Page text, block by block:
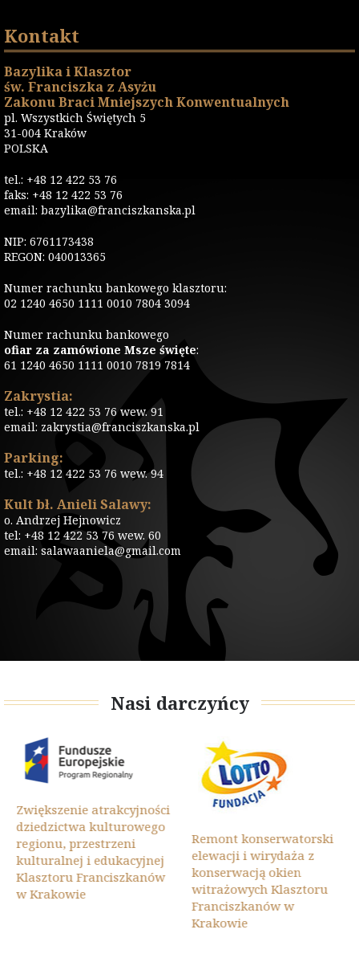
Kontakt
Bazylika i Klasztor
św. Franciszka z Asyżu
Zakonu Braci Mniejszych Konwentualnych
pl. Wszystkich Świętych 5
31-004 Kraków
POLSKA
tel.: +48 12 422 53 76
faks: +48 12 422 53 76
email: bazylika@franciszkanska.pl
NIP: 6761173438
REGON: 040013365
Numer rachunku bankowego klasztoru:
02 1240 4650 1111 0010 7804 3094
Numer rachunku bankowego
ofiar za zamówione Msze święte:
61 1240 4650 1111 0010 7819 7814
Zakrystia:
tel.: +48 12 422 53 76 wew. 91
email: zakrystia@franciszkanska.pl
Parking:
tel.: +48 12 422 53 76 wew. 94
Kult bł. Anieli Salawy:
o. Andrzej Hejnowicz
tel: +48 12 422 53 76 wew. 60
email: salawaaniela@gmail.com
Nasi darczyńcy
Zwiększenie atrakcyjności
dziedzictwa kulturowego
regionu, przestrzeni
kulturalnej i edukacyjnej
Klasztoru Franciszkanów
w Krakowie
Remont konserwatorski
elewacji i wirydaża z
konserwacją okien
witrażowych Klasztoru
Franciszkanów w
Krakowie